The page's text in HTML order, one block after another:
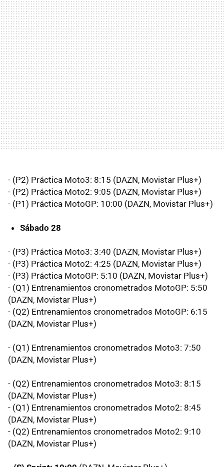
- (P2) Práctica Moto3: 8:15 (DAZN, Movistar Plus+)
- (P2) Práctica Moto2: 9:05 (DAZN, Movistar Plus+)
- (P1) Práctica MotoGP: 10:00 (DAZN, Movistar Plus+)
Sábado 28
- (P3) Práctica Moto3: 3:40 (DAZN, Movistar Plus+)
- (P3) Práctica Moto2: 4:25 (DAZN, Movistar Plus+)
- (P3) Práctica MotoGP: 5:10 (DAZN, Movistar Plus+)
- (Q1) Entrenamientos cronometrados MotoGP: 5:50
(DAZN, Movistar Plus+)
- (Q2) Entrenamientos cronometrados MotoGP: 6:15
(DAZN, Movistar Plus+)
- (Q1) Entrenamientos cronometrados Moto3: 7:50
(DAZN, Movistar Plus+)
- (Q2) Entrenamientos cronometrados Moto3: 8:15
(DAZN, Movistar Plus+)
- (Q1) Entrenamientos cronometrados Moto2: 8:45
(DAZN, Movistar Plus+)
- (Q2) Entrenamientos cronometrados Moto2: 9:10
(DAZN, Movistar Plus+)